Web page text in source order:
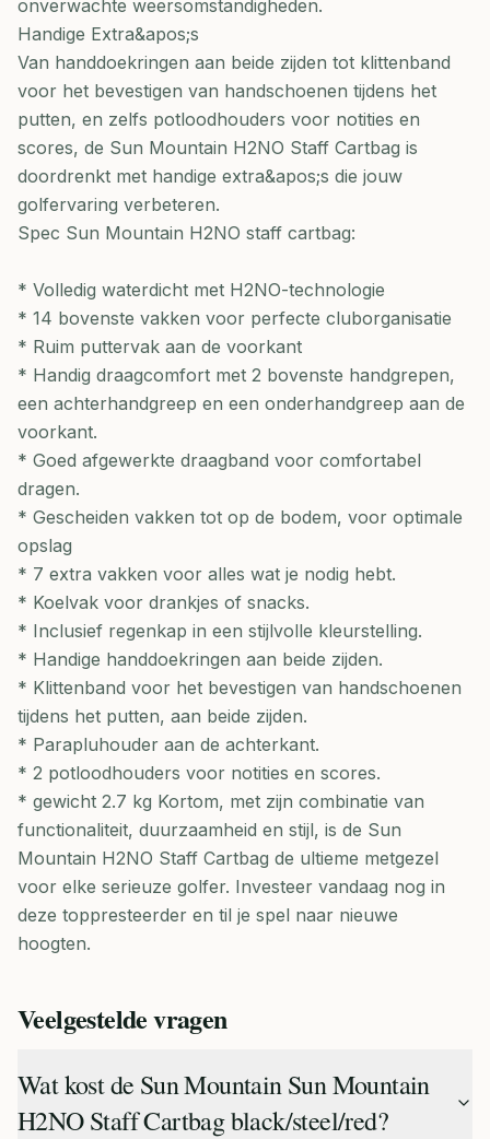
onverwachte weersomstandigheden.
Handige Extra&apos;s
Van handdoekringen aan beide zijden tot klittenband
voor het bevestigen van handschoenen tijdens het
putten, en zelfs potloodhouders voor notities en
scores, de Sun Mountain H2NO Staff Cartbag is
doordrenkt met handige extra&apos;s die jouw
golfervaring verbeteren.
Spec Sun Mountain H2NO staff cartbag:
* Volledig waterdicht met H2NO-technologie
* 14 bovenste vakken voor perfecte cluborganisatie
* Ruim puttervak aan de voorkant
* Handig draagcomfort met 2 bovenste handgrepen,
een achterhandgreep en een onderhandgreep aan de
voorkant.
* Goed afgewerkte draagband voor comfortabel
dragen.
* Gescheiden vakken tot op de bodem, voor optimale
opslag
* 7 extra vakken voor alles wat je nodig hebt.
* Koelvak voor drankjes of snacks.
* Inclusief regenkap in een stijlvolle kleurstelling.
* Handige handdoekringen aan beide zijden.
* Klittenband voor het bevestigen van handschoenen
tijdens het putten, aan beide zijden.
* Parapluhouder aan de achterkant.
* 2 potloodhouders voor notities en scores.
* gewicht 2.7 kg Kortom, met zijn combinatie van
functionaliteit, duurzaamheid en stijl, is de Sun
Mountain H2NO Staff Cartbag de ultieme metgezel
voor elke serieuze golfer. Investeer vandaag nog in
deze toppresteerder en til je spel naar nieuwe
hoogten.
Veelgestelde vragen
Wat kost de Sun Mountain Sun Mountain
H2NO Staff Cartbag black/steel/red?